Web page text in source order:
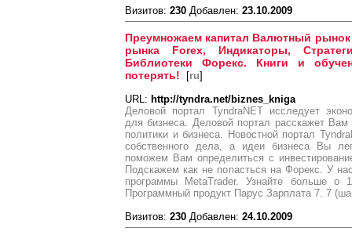
Визитов: 230 Добавлен: 23.10.2009
Преумножаем капитал Валютный
рынка Forex, Индикаторы,
Библиотеки Форекс. Книги и
потерять! [ru]
URL: http://tyndra.net/biznes_kniga
Деловой портал TyndraNET исследует
для бизнеса. Деловой портал расскажет
политики и бизнеса. Новостной портал
собственного дела, а идеи бизнеса Вы
поможем Вам определиться с
Подскажем как не попасться на Форекс. У
программы MetaTrader. Узнайте больше о
Программный продукт Парус Зарплата 7. 7
Визитов: 230 Добавлен: 24.10.2009